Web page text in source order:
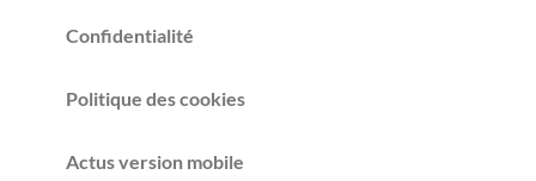
Confidentialité
Politique des cookies
Actus version mobile